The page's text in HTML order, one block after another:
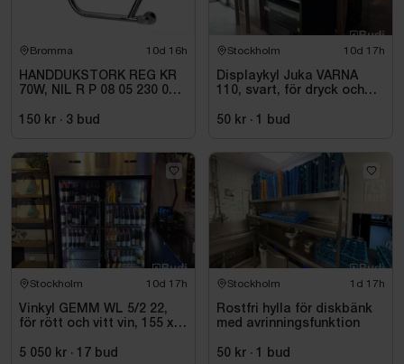
Bromma 10d 16h
HANDDUKSTORK REG KR
70W, NIL R P 08 05 230 01
150 kr · 3 bud
Stockholm 10d 17h
Displaykyl Juka VARNA
110, svart, för dryck och
50 kr · 1 bud
Stockholm 10d 17h
Vinkyl GEMM WL 5/2 22,
för rött och vitt vin, 155 x
5 050 kr · 17 bud
Stockholm 1d 17h
Rostfri hylla för diskbänk
med avrinningsfunktion
50 kr · 1 bud